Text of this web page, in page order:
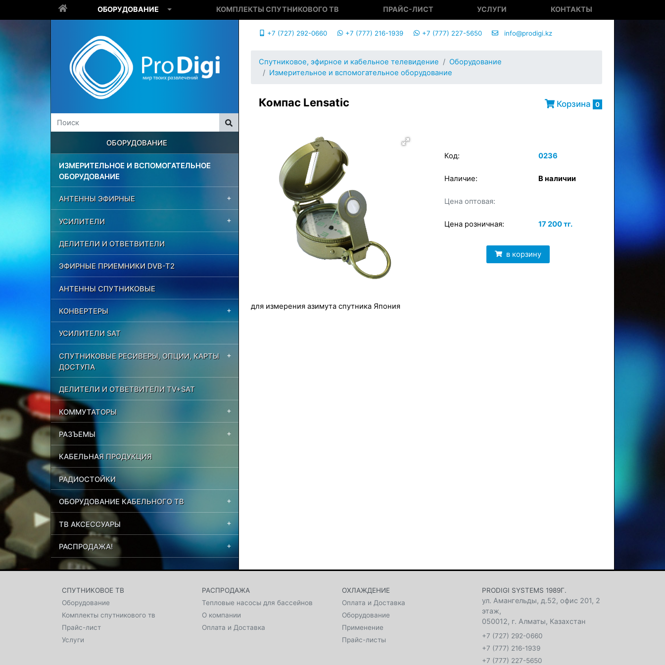
ОБОРУДОВАНИЕ КОМПЛЕКТЫ СПУТНИКОВОГО ТВ ПРАЙС-ЛИСТ УСЛУГИ КОНТАКТЫ
ОБОРУДОВАНИЕ
ИЗМЕРИТЕЛЬНОЕ И ВСПОМОГАТЕЛЬНОЕ
ОБОРУДОВАНИЕ
АНТЕННЫ ЭФИРНЫЕ +
УСИЛИТЕЛИ +
ДЕЛИТЕЛИ И ОТВЕТВИТЕЛИ
ЭФИРНЫЕ ПРИЕМНИКИ DVB-T2
АНТЕННЫ СПУТНИКОВЫЕ
КОНВЕРТЕРЫ +
УСИЛИТЕЛИ SAT
СПУТНИКОВЫЕ РЕСИВЕРЫ, ОПЦИИ, КАРТЫ
ДОСТУПА
+
ДЕЛИТЕЛИ И ОТВЕТВИТЕЛИ TV+SAT
КОММУТАТОРЫ +
РАЗЪЕМЫ +
КАБЕЛЬНАЯ ПРОДУКЦИЯ
РАДИОСТОЙКИ
ОБОРУДОВАНИЕ КАБЕЛЬНОГО ТВ +
ТВ АКСЕССУАРЫ +
РАСПРОДАЖА! +
+7 (727) 292-0660 +7 (777) 216-1939 +7 (777) 227-5650 info@prodigi.kz
Спутниковое, эфирное и кабельное телевидение
Оборудование
Измерительное и вспомогательное оборудование
Компас Lensatic Корзина 0
Код: 0236
Наличие: В наличии
Цена оптовая:
Цена розничная: 17 200 тг.
в корзину
для измерения азимута спутника Япония
СПУТНИКОВОЕ ТВ
Оборудование
Комплекты спутникового тв
Прайс-лист
Услуги
РАСПРОДАЖА
Тепловые насосы для бассейнов
О компании
Оплата и Доставка
ОХЛАЖДЕНИЕ
Оплата и Доставка
Оборудование
Применение
Прайс-листы
PRODIGI SYSTEMS 1989Г.
ул. Амангельды, д.52, офис 201, 2
этаж,
050012, г. Алматы, Казахстан
+7 (727) 292-0660
+7 (777) 216-1939
+7 (777) 227-5650